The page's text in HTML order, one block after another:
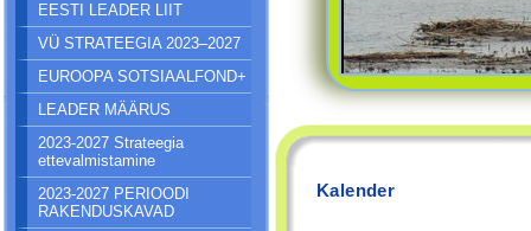
EESTI LEADER LIIT
VÜ STRATEEGIA 2023–2027
EUROOPA SOTSIAALFOND+
LEADER MÄÄRUS
2023-2027 Strateegia
ettevalmistamine
2023-2027 PERIOODI
RAKENDUSKAVAD
Kalender